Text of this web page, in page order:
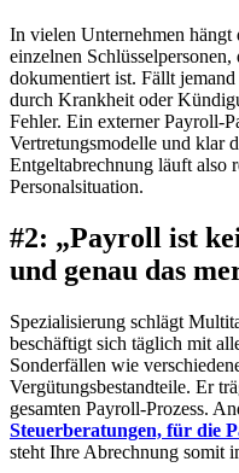
In vielen Unternehmen hängt
einzelnen
dokumentiert ist. Fällt
durch Krankheit oder
Fehler. Ein externer Payroll-
Vertretungsmodelle und klar
Entgeltabrechnung läuft also
Personalsituation.
#2: „Payroll ist
und genau das
Spezialisierung schlägt
beschäftigt sich täglich mit
Sonderfällen wie
Vergütungsbestandteile. Er
gesamten Payroll-Prozess.
Steuerberatungen, für die
steht Ihre Abrechnung somit